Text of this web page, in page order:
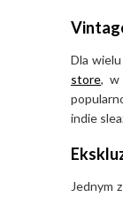
–
odzieży
– Wyższa
– Dostęp
Dla
store, w
indie
Jednym